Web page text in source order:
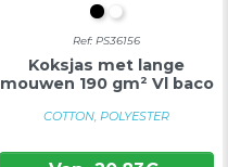
ZWART
WIT
Ref: PS36156
Koksjas met lange
mouwen 190 gm² Vl baco
COTTON, POLYESTER